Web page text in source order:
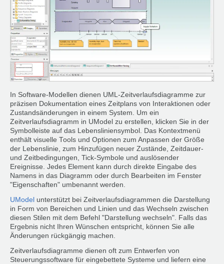
In Software-Modellen dienen UML-Zeitverlaufsdiagramme zur
präzisen Dokumentation eines Zeitplans von Interaktionen oder
Zustandsänderungen in einem System. Um ein
Zeitverlaufsdiagramm in UModel zu erstellen, klicken Sie in der
Symbolleiste auf das Lebensliniensymbol. Das Kontextmenü
enthält visuelle Tools und Optionen zum Anpassen der Größe
der Lebenslinie, zum Hinzufügen neuer Zustände, Zeitdauer-
und Zeitbedingungen, Tick-Symbole und auslösender
Ereignisse. Jedes Element kann durch direkte Eingabe des
Namens in das Diagramm oder durch Bearbeiten im Fenster
"Eigenschaften" umbenannt werden.
UModel unterstützt bei Zeitverlaufsdiagrammen die Darstellung
in Form von Bereichen und Linien und das Wechseln zwischen
diesen Stilen mit dem Befehl "Darstellung wechseln". Falls das
Ergebnis nicht Ihren Wünschen entspricht, können Sie alle
Änderungen rückgängig machen.
Zeitverlaufsdiagramme dienen oft zum Entwerfen von
Steuerungssoftware für eingebettete Systeme und liefern eine